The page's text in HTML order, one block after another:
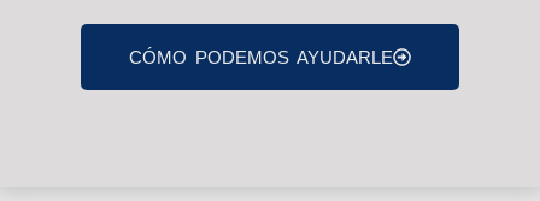
CÓMO PODEMOS AYUDARLE